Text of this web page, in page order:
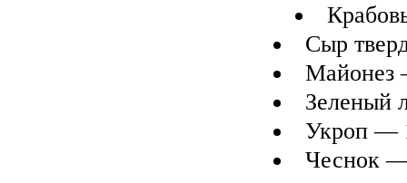
Сыр
Майонез
Зеленый
Укроп —
Чеснок —